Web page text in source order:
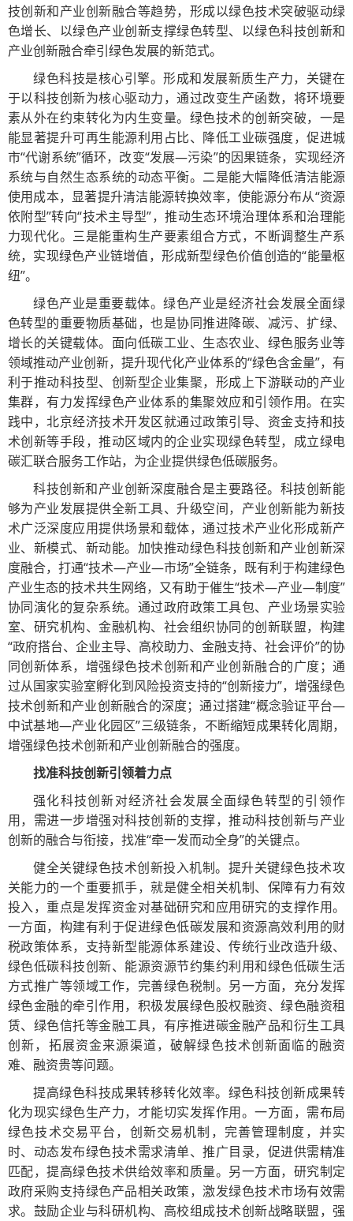
技创新和产业创新融合等趋势，形成以绿色技术突破驱动绿
色增长、以绿色产业创新支撑绿色转型、以绿色科技创新和
产业创新融合牵引绿色发展的新范式。
绿色科技是核心引擎。形成和发展新质生产力，关键在
于以科技创新为核心驱动力，通过改变生产函数，将环境要
素从外在约束转化为内生变量。绿色技术的创新突破，一是
能显著提升可再生能源利用占比、降低工业碳强度，促进城
市“代谢系统”循环，改变“发展—污染”的因果链条，实现经济
系统与自然生态系统的动态平衡。二是能大幅降低清洁能源
使用成本，显著提升清洁能源转换效率，使能源分布从“资源
依附型”转向“技术主导型”，推动生态环境治理体系和治理能
力现代化。三是能重构生产要素组合方式，不断调整生产系
统，实现绿色产业链增值，形成新型绿色价值创造的“能量枢
纽”。
绿色产业是重要载体。绿色产业是经济社会发展全面绿
色转型的重要物质基础，也是协同推进降碳、减污、扩绿、
增长的关键载体。面向低碳工业、生态农业、绿色服务业等
领域推动产业创新，提升现代化产业体系的“绿色含金量”，有
利于推动科技型、创新型企业集聚，形成上下游联动的产业
集群，有力发挥绿色产业体系的集聚效应和引领作用。在实
践中，北京经济技术开发区就通过政策引导、资金支持和技
术创新等手段，推动区域内的企业实现绿色转型，成立绿电
碳汇联合服务工作站，为企业提供绿色低碳服务。
科技创新和产业创新深度融合是主要路径。科技创新能
够为产业发展提供全新工具、升级空间，产业创新能为新技
术广泛深度应用提供场景和载体，通过技术产业化形成新产
业、新模式、新动能。加快推动绿色科技创新和产业创新深
度融合，打通“技术—产业—市场”全链条，既有利于构建绿色
产业生态的技术共生网络，又有助于催生“技术—产业—制度”
协同演化的复杂系统。通过政府政策工具包、产业场景实验
室、研究机构、金融机构、社会组织协同的创新联盟，构建
“政府搭台、企业主导、高校助力、金融支持、社会评价”的协
同创新体系，增强绿色技术创新和产业创新融合的广度；通
过从国家实验室孵化到风险投资支持的“创新接力”，增强绿色
技术创新和产业创新融合的深度；通过搭建“概念验证平台—
中试基地—产业化园区”三级链条，不断缩短成果转化周期，
增强绿色技术创新和产业创新融合的强度。
找准科技创新引领着力点
强化科技创新对经济社会发展全面绿色转型的引领作
用，需进一步增强对科技创新的支撑，推动科技创新与产业
创新的融合与衔接，找准“牵一发而动全身”的关键点。
健全关键绿色技术创新投入机制。提升关键绿色技术攻
关能力的一个重要抓手，就是健全相关机制、保障有力有效
投入，重点是发挥资金对基础研究和应用研究的支撑作用。
一方面，构建有利于促进绿色低碳发展和资源高效利用的财
税政策体系，支持新型能源体系建设、传统行业改造升级、
绿色低碳科技创新、能源资源节约集约利用和绿色低碳生活
方式推广等领域工作，完善绿色税制。另一方面，充分发挥
绿色金融的牵引作用，积极发展绿色股权融资、绿色融资租
赁、绿色信托等金融工具，有序推进碳金融产品和衍生工具
创新，拓展资金来源渠道，破解绿色技术创新面临的融资
难、融资贵等问题。
提高绿色科技成果转移转化效率。绿色科技创新成果转
化为现实绿色生产力，才能切实发挥作用。一方面，需布局
绿色技术交易平台，创新交易机制，完善管理制度，并实
时、动态发布绿色技术需求清单、推广目录，促进供需精准
匹配，提高绿色技术供给效率和质量。另一方面，研究制定
政府采购支持绿色产品相关政策，激发绿色技术市场有效需
求。鼓励企业与科研机构、高校组成技术创新战略联盟，强